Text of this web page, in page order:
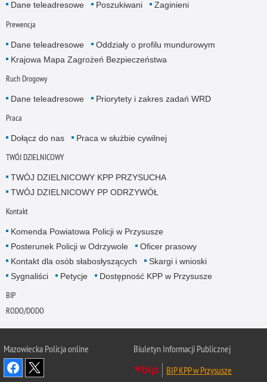
Dane teleadresowe Poszukiwani Zaginieni
Prewencja
Dane teleadresowe
Oddziały o profilu mundurowym
Krajowa Mapa Zagrożeń Bezpieczeństwa
Ruch Drogowy
Dane teleadresowe Priorytety i zakres zadań WRD
Praca
Dołącz do nas Praca w służbie cywilnej
TWÓJ DZIELNICOWY
TWÓJ DZIELNICOWY KPP PRZYSUCHA
TWÓJ DZIELNICOWY PP ODRZYWÓŁ
Kontakt
Komenda Powiatowa Policji w Przysusze
Posterunek Policji w Odrzywole
Oficer prasowy
Kontakt dla osób słabosłyszących
Skargi i wnioski
Sygnaliści
Petycje Dostępność KPP w Przysusze
BIP
RODO/DODO
Mazowiecka Policja online
Biuletyn Informacji Publicznej
BIP KPP w Przysusze